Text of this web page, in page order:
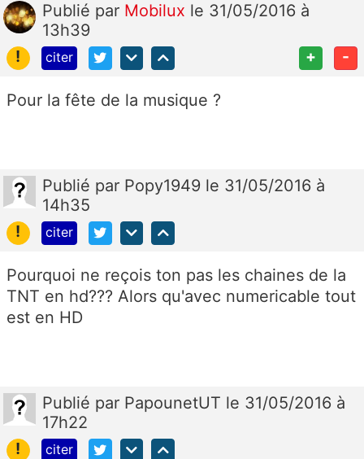
Publié par Mobilux le 31/05/2016 à
13h39
!
citer + -
Pour la fête de la musique ?
Publié par Popy1949 le 31/05/2016 à
14h35
!
citer
Pourquoi ne reçois ton pas les chaines de la
TNT en hd??? Alors qu'avec numericable tout
est en HD
Publié par PapounetUT le 31/05/2016 à
17h22
!
citer